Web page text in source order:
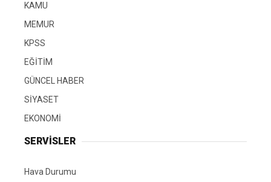
KAMU
MEMUR
KPSS
EĞİTİM
GÜNCEL HABER
SİYASET
EKONOMİ
SERVİSLER
Hava Durumu